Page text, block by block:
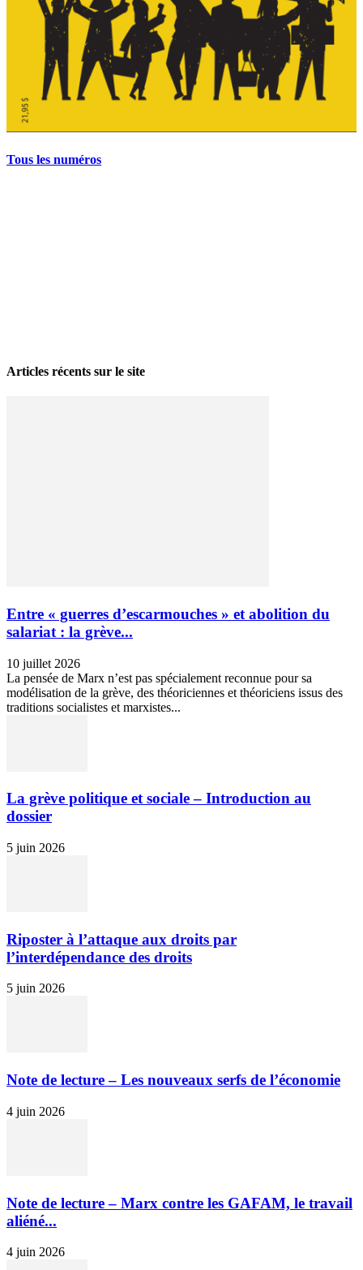
Tous les numéros
Articles récents sur le site
Entre « guerres d’escarmouches » et abolition du
salariat : la grève...
10 juillet 2026
La pensée de Marx n’est pas spécialement reconnue pour sa
modélisation de la grève, des théoriciennes et théoriciens issus des
traditions socialistes et marxistes...
La grève politique et sociale – Introduction au
dossier
5 juin 2026
Riposter à l’attaque aux droits par
l’interdépendance des droits
5 juin 2026
Note de lecture – Les nouveaux serfs de l’économie
4 juin 2026
Note de lecture – Marx contre les GAFAM, le travail
aliéné...
4 juin 2026